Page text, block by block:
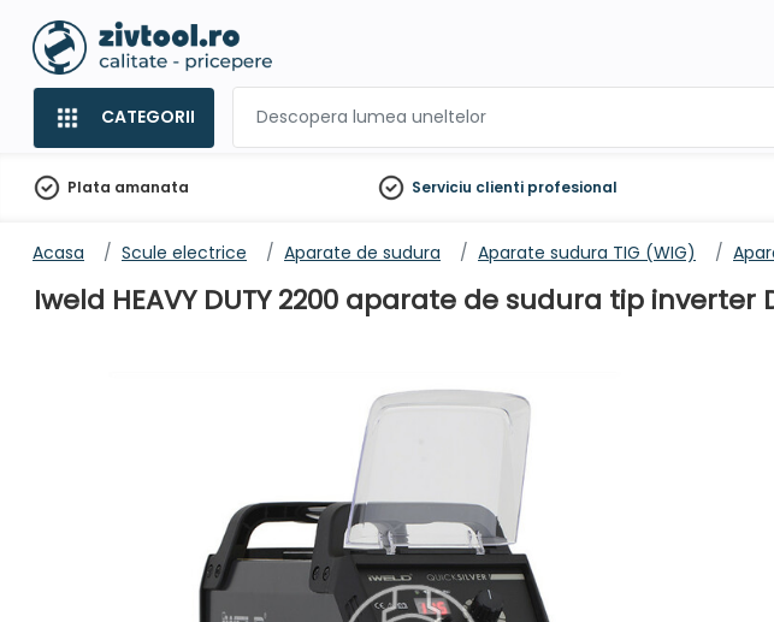
CATEGORII
Plata amanata Serviciu clienti profesional
Acasa Scule electrice Aparate de sudura Aparate sudura TIG (WIG)
Iweld HEAVY DUTY 2200 aparate de sudura tip